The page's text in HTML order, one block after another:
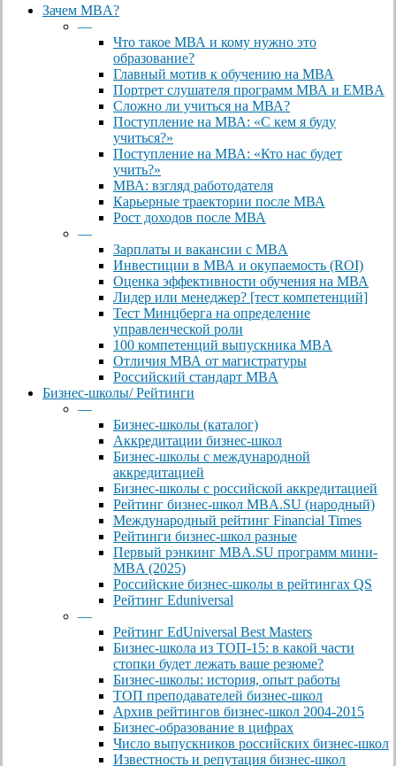
Close
Зачем MBA?
—
Что такое МВА и кому нужно это
образование?
Главный мотив к обучению на МВА
Портрет слушателя программ МВА и EMBA
Сложно ли учиться на МВА?
Поступление на МВА: «С кем я буду
учиться?»
Поступление на МВА: «Кто нас будет
учить?»
МВА: взгляд работодателя
Карьерные траектории после МВА
Рост доходов после МВА
—
Зарплаты и вакансии с MBA
Инвестиции в МВА и окупаемость (ROI)
Оценка эффективности обучения на МВА
Лидер или менеджер? [тест компетенций]
Тест Минцберга на определение
управленческой роли
100 компетенций выпускника MBA
Отличия МВА от магистратуры
Российский стандарт MBA
Бизнес-школы/ Рейтинги
—
Бизнес-школы (каталог)
Аккредитации бизнес-школ
Бизнес-школы с международной
аккредитацией
Бизнес-школы с российской аккредитацией
Рейтинг бизнес-школ MBA.SU (народный)
Международный рейтинг Financial Times
Рейтинги бизнес-школ разные
Первый рэнкинг MBA.SU программ мини-
MBA (2025)
Российские бизнес-школы в рейтингах QS
Рейтинг Eduniversal
—
Рейтинг EdUniversal Best Masters
Бизнес-школа из ТОП-15: в какой части
стопки будет лежать ваше резюме?
Бизнес-школы: история, опыт работы
ТОП преподавателей бизнес-школ
Архив рейтингов бизнес-школ 2004-2015
Бизнес-образование в цифрах
Число выпускников российских бизнес-школ
Известность и репутация бизнес-школ